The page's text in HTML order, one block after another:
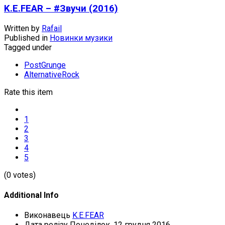
K.E.FEAR – #Звучи (2016)
Written by Rafail
Published in Новинки музики
Tagged under
PostGrunge
AlternativeRock
Rate this item
1
2
3
4
5
(0 votes)
Additional Info
Виконавець K.E.FEAR